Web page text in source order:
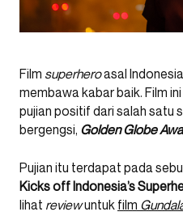
Film superheroasal
membawa kabar baik. Film
pujian positif dari salah satu
bergengsi, Golden Globe
Pujian itu terdapat pada
Kicks off Indonesia’s
lihat reviewuntuk film